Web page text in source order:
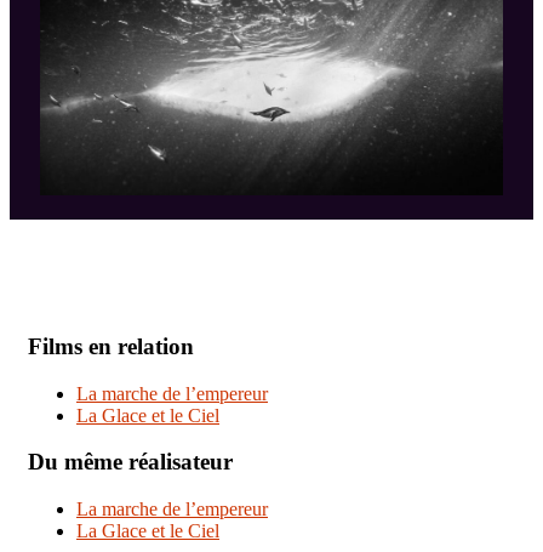
Films en relation
La marche de l’empereur
La Glace et le Ciel
Du même réalisateur
La marche de l’empereur
La Glace et le Ciel